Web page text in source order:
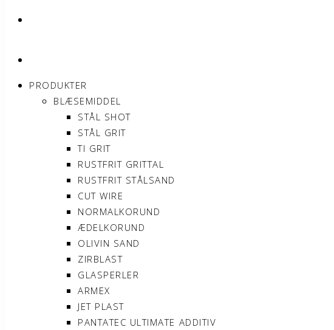
PRODUKTER
BLÆSEMIDDEL
STÅL SHOT
STÅL GRIT
TI GRIT
RUSTFRIT GRITTAL
RUSTFRIT STÅLSAND
CUT WIRE
NORMALKORUND
ÆDELKORUND
OLIVIN SAND
ZIRBLAST
GLASPERLER
ARMEX
JET PLAST
PANTATEC ULTIMATE ADDITIV